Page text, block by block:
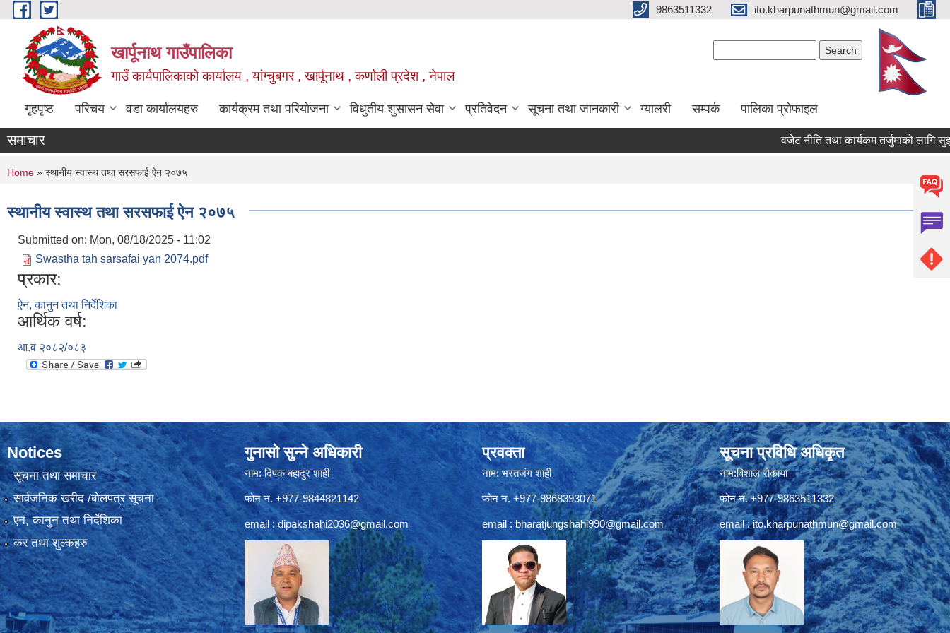
Skip to main content 9863511332 ito.kharpunathmun@gmail.com
खार्पूनाथ गाउँपालिका
गाउँ कार्यपालिकाको कार्यालय , यांग्चुबगर , खार्पूनाथ , कर्णाली प्रदेश , नेपाल
गृहपृष्ठ परिचय वडा कार्यालयहरु कार्यक्रम तथा परियोजना विधुतीय शुसासन सेवा प्रतिवेदन सूचना तथा जानकारी ग्यालरी सम्पर्क पालिका प्राेफाइल
समाचार वजेट नीति तथा कार्यकम तर्जुमाको लागि
You are here
Home » स्थानीय स्वास्थ तथा सरसफाई ऐन २०७५
स्थानीय स्वास्थ तथा सरसफाई ऐन २०७५
Submitted on: Mon, 08/18/2025 - 11:02
Swastha tah sarsafai yan 2074.pdf
प्रकार:
ऐन, कानुन तथा निर्देशिका
आर्थिक वर्ष:
आ.व २०८२/०८३
Notices
सूचना तथा समाचार
सार्वजनिक खरीद /बोलपत्र सूचना
एन, कानुन तथा निर्देशिका
कर तथा शुल्कहरु
गुनासो सुन्ने अधिकारी
नाम: दिपक बहादुर शाही
फोन न. +977-9844821142
email :dipakshahi2036@gmail.com
प्रवक्ता
नाम: भरतजंग शाही
फोन न. +977-9868393071
email : bharatjungshahi990@gmail.com
सूचना प्रविधि अधिकृत
नाम:विशाल रोकाया
फोन न. +977-9863511332
email :ito.kharpunathmun@gmail.com